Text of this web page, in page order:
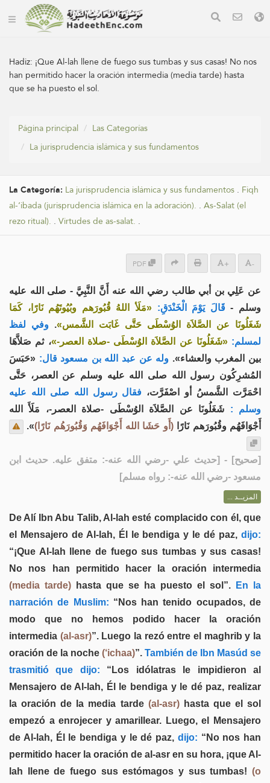
Hadiz: ¡Que Al-lah llene de fuego sus tumbas y sus casas! No nos
han permitido hacer la oración intermedia (media tarde) hasta
que se ha puesto el sol.
Página principal
Las Categorías
La jurisprudencia islámica y sus fundamentos
La Categoría: La jurisprudencia islámica y sus fundamentos . Fiqh
al-‘ibada (jurisprudencia islámica en la adoración). . As-Salat (el
rezo ritual). . Virtudes de as-salat. .
PDF + -
عن عَلِي بن أبي طالب رضي الله عنه أَنَّ النَّبِيَّ - صلى الله عليه
وسلم -قَالَ يَوْمَ الْخَنْدَقِ: «مَلَأ اللهُ قُبُورَهم وبُيُوتَهُم نَارًا، كَمَا
شَغَلُونَا عن الصَّلاَة الوُسْطَى حَتَّى غَابَت الشَّمس». وفي لفظ
لمسلم: «شَغَلُونَا عن الصَّلاَة الوُسْطَى -صلاة العصر-»، ثم صَلاَّهَا
بين المغرب والعشاء». وله عن عبد الله بن مسعود قال: «حَبَسَ
المُشرِكُون رسول الله صلى الله عليه وسلم عن العصر، حَتَّى
احْمَرَّت الشَّمسُ أو اصْفَرَّت، فقال رسول الله صلى الله عليه
وسلم : شَغَلُونَا عن الصَّلاَة الوُسْطَى -صلاة العصر-، مَلَأَ الله
أَجْوَافَهُم وقُبُورَهم نَارًا(أَو حَشَا الله أَجْوَافَهُم وَقُبُورَهُم نَارًا)».
[صحيح] - [حديث علي -رضي الله عنه-: متفق عليه. حديث ابن
مسعود -رضي الله عنه-: رواه مسلم]
المزيــد ...
De Alí Ibn Abu Talib, Al-lah esté complacido con él, que
el Mensajero de Al-lah, Él le bendiga y le dé paz, dijo:
“¡Que Al-lah llene de fuego sus tumbas y sus casas!
No nos han permitido hacer la oración intermedia
(media tarde) hasta que se ha puesto el sol”. En la
narración de Muslim: “Nos han tenido ocupados, de
modo que no hemos podido hacer la oración
intermedia (al-asr)”. Luego la rezó entre el maghrib y la
oración de la noche (‘ichaa)”. También de Ibn Masúd se
trasmitió que dijo: “Los idólatras le impidieron al
Mensajero de Al-lah, Él le bendiga y le dé paz, realizar
la oración de la media tarde (al-asr)hasta que el sol
empezó a enrojecer y amarillear. Luego, el Mensajero
de Al-lah, Él le bendiga y le dé paz, dijo: “No nos han
permitido hacer la oración de al-asr en su hora, ¡que Al-
lah llene de fuego sus estómagos y sus tumbas! (o